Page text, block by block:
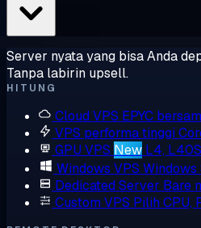
Server nyata yang bisa Anda
Tanpa labirin upsell.
HITUNG
Cloud VPS EPYC
VPS performa tinggi
GPU VPS New L4,
Windows VPS Windows
Dedicated Server Bare
Custom VPS Pilih CPU,